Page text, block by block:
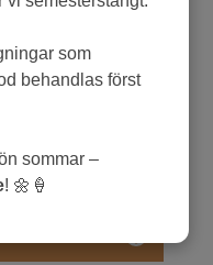
som
behandlas först
sommar –
! 🌼🍦
Tovenco Essvent
kåpa som